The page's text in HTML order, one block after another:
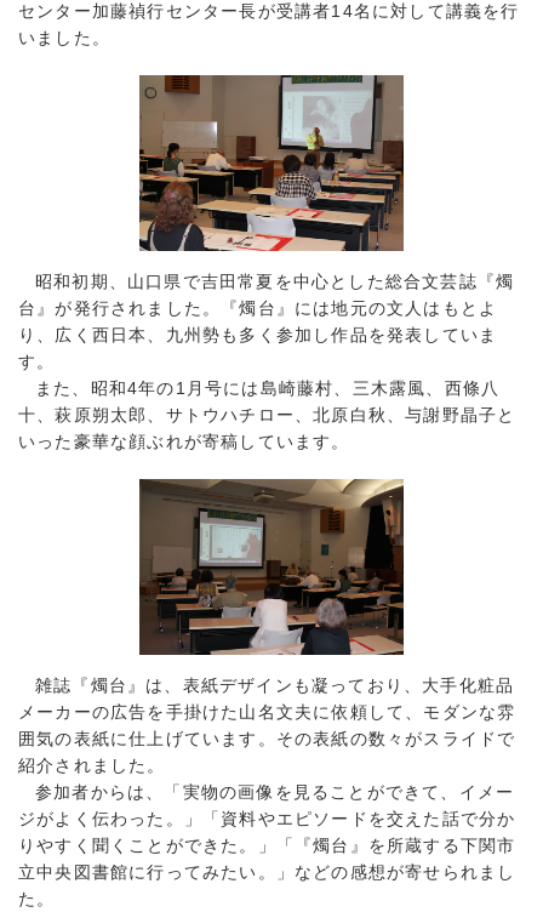
センター加藤禎行センター長が受講者14名に対して講義を行
いました。
昭和初期、山口県で吉田常夏を中心とした総合文芸誌『燭
台』が発行されました。『燭台』には地元の文人はもとよ
り、広く西日本、九州勢も多く参加し作品を発表していま
す。
また、昭和4年の1月号には島崎藤村、三木露風、西條八
十、萩原朔太郎、サトウハチロー、北原白秋、与謝野晶子と
いった豪華な顔ぶれが寄稿しています。
雑誌『燭台』は、表紙デザインも凝っており、大手化粧品
メーカーの広告を手掛けた山名文夫に依頼して、モダンな雰
囲気の表紙に仕上げています。その表紙の数々がスライドで
紹介されました。
参加者からは、「実物の画像を見ることができて、イメー
ジがよく伝わった。」「資料やエピソードを交えた話で分か
りやすく聞くことができた。」「『燭台』を所蔵する下関市
立中央図書館に行ってみたい。」などの感想が寄せられまし
た。